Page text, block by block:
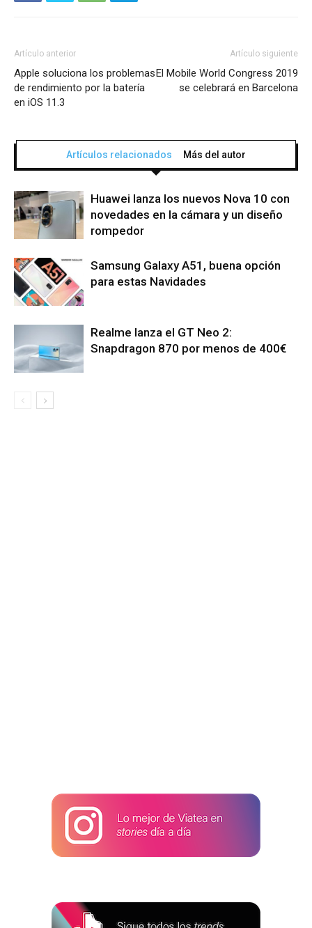
Artículo anterior
Apple soluciona los problemas
de rendimiento por la batería
en iOS 11.3
Artículo siguiente
El Mobile World Congress 2019
se celebrará en Barcelona
Artículos relacionados Más del autor
Huawei lanza los nuevos Nova 10 con
novedades en la cámara y un diseño
rompedor
Samsung Galaxy A51, buena opción
para estas Navidades
Realme lanza el GT Neo 2:
Snapdragon 870 por menos de 400€